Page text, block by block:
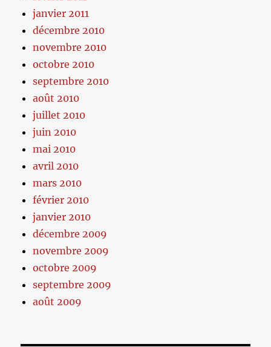
janvier 2011
décembre 2010
novembre 2010
octobre 2010
septembre 2010
août 2010
juillet 2010
juin 2010
mai 2010
avril 2010
mars 2010
février 2010
janvier 2010
décembre 2009
novembre 2009
octobre 2009
septembre 2009
août 2009